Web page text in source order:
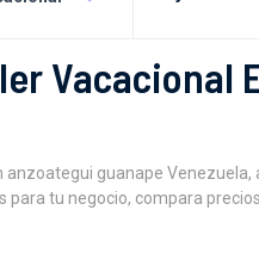
Vacacional
guanape
para tu negocio, compara